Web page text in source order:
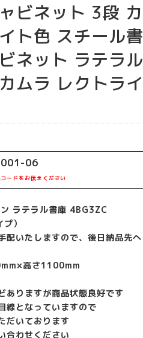
ビネット 3段 カ
ト色 スチール書
ネット ラテラル
ムラ レクトライ
001-06
ードをお伝えください
ラテラル書庫 4BG3ZC
）
配いたしますので、後日納品先へ
高さ1100mm
ありますが商品状態良好です
線となっていますので
だいております
合わせください